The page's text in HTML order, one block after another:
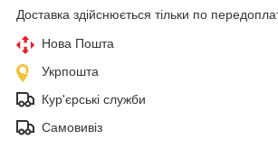
Доставка здійснюється тільки по
Нова Пошта
Укрпошта
Кур'єрські служби
Самовивіз